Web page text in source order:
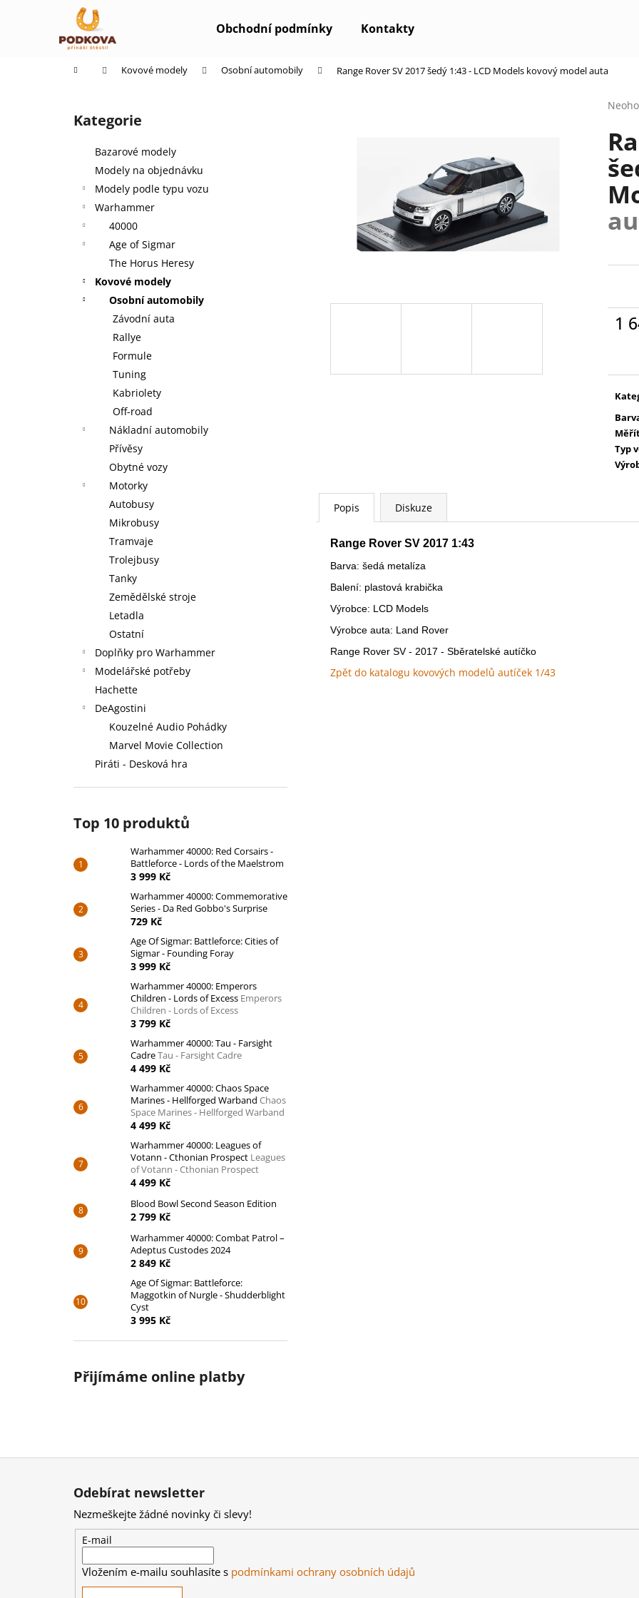
Obchodní podmínky Kontakty
Domů Kovové modely Osobní automobily Range Rover SV 2017 šedý 1:43 - LCD Models kovový model auta
Přeskočit
kategorie
Kategorie
Bazarové modely
Modely na objednávku
Modely podle typu vozu
Warhammer
40000
Age of Sigmar
The Horus Heresy
Kovové modely
Osobní automobily
Závodní auta
Rallye
Formule
Tuning
Kabriolety
Off-road
Nákladní automobily
Přívěsy
Obytné vozy
Motorky
Autobusy
Mikrobusy
Tramvaje
Trolejbusy
Tanky
Zemědělské stroje
Letadla
Ostatní
Doplňky pro Warhammer
Modelářské potřeby
Hachette
DeAgostini
Kouzelné Audio Pohádky
Marvel Movie Collection
Piráti - Desková hra
Top 10 produktů
Warhammer 40000: Red Corsairs -
Battleforce - Lords of the Maelstrom
3 999 Kč
Warhammer 40000: Commemorative
Series - Da Red Gobbo's Surprise
729 Kč
Age Of Sigmar: Battleforce: Cities of
Sigmar - Founding Foray
3 999 Kč
Warhammer 40000: Emperors
Children - Lords of Excess Emperors
Children - Lords of Excess
3 799 Kč
Warhammer 40000: Tau - Farsight
CadreTau - Farsight Cadre
4 499 Kč
Warhammer 40000: Chaos Space
Marines - Hellforged Warband Chaos
Space Marines - Hellforged Warband
4 499 Kč
Warhammer 40000: Leagues of
Votann - Cthonian Prospect Leagues
of Votann - Cthonian Prospect
4 499 Kč
Blood Bowl Second Season Edition
2 799 Kč
Warhammer 40000: Combat Patrol –
Adeptus Custodes 2024
2 849 Kč
Age Of Sigmar: Battleforce:
Maggotkin of Nurgle - Shudderblight
Cyst
3 995 Kč
Přijímáme online platby
je
0,0
z
5
1
Typ
Popis Diskuze
Range Rover SV 2017 1:43
Barva: šedá metalíza
Balení: plastová krabička
Výrobce: LCD Models
Výrobce auta: Land Rover
Range Rover SV - 2017 - Sběratelské autíčko
Zpět do katalogu kovových modelů autíček 1/43
Zpět
Zpět
Co potřebujete najít?
Doporučujeme
WARHAMMER 40000: RED CORSAIRS -
BATTLEFORCE - LORDS OF THE
MAELSTROM
AGE OF
OF SIGMAR -
Z
Odebírat newsletter
Nezmeškejte žádné novinky či slevy!
E-mail
Vložením e-mailu souhlasíte s podmínkami ochrany osobních údajů